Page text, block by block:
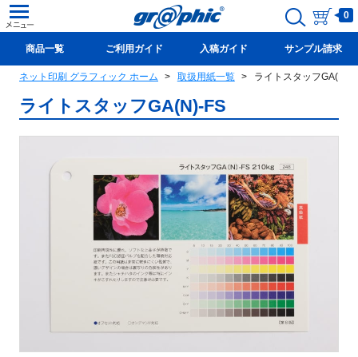
0
商品一覧 ご利用ガイド 入稿ガイド サンプル請求
新規会員登録(無料)
ネット印刷 グラフィック ホーム 取扱用紙一覧 ライトスタッフGA(N)-
ライトスタッフGA(N)-FS